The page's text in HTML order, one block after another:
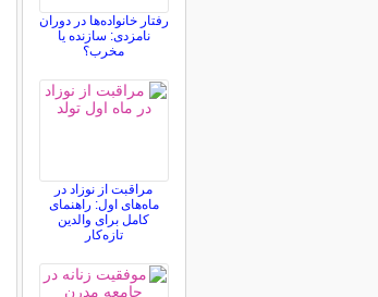
رفتار خانواده‌ها در دوران
نامزدی: سازنده یا
مخرب؟
مراقبت از نوزاد در
ماه‌های اول: راهنمای
کامل برای والدین
تازه‌کار